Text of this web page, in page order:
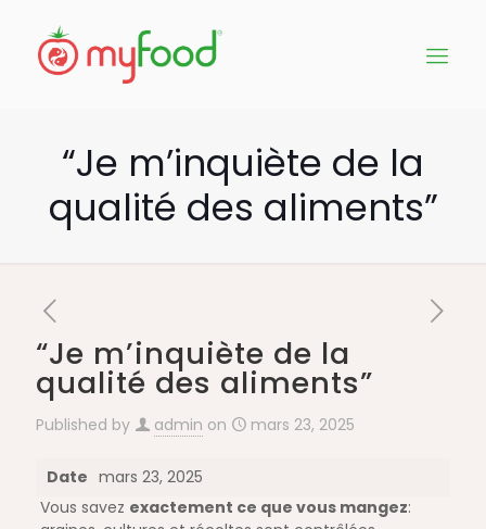
“Je m’inquiète de la
qualité des aliments”
“Je m’inquiète de la
qualité des aliments”
Published by admin on mars 23, 2025
Date mars 23, 2025
Vous savez exactement ce que vous mangez: